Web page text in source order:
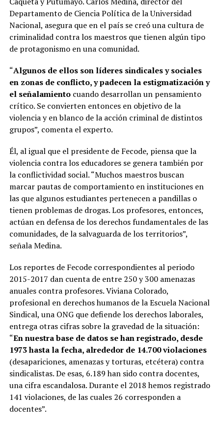
Departamento de Ciencia Política de la Universidad
Nacional, asegura que en el país se creó una cultura de
criminalidad contra los maestros que tienen algún tipo
de protagonismo en una comunidad.
“Algunos de ellos son líderes sindicales y sociales
en zonas de conflicto, y padecen la estigmatización y
el señalamientocuando desarrollan un pensamiento
crítico. Se convierten entonces en objetivo de la
violencia y en blanco de la acción criminal de distintos
grupos”, comenta el experto.
Él, al igual que el presidente de Fecode, piensa que la
violencia contra los educadores se genera también por
la conflictividad social. “Muchos maestros buscan
marcar pautas de comportamiento en instituciones en
las que algunos estudiantes pertenecen a pandillas o
tienen problemas de drogas. Los profesores, entonces,
actúan en defensa de los derechos fundamentales de las
comunidades, de la salvaguarda de los territorios”,
señala Medina.
Los reportes de Fecode correspondientes al periodo
2015-2017 dan cuenta de entre 250 y 300 amenazas
anuales contra profesores. Viviana Colorado,
profesional en derechos humanos de la Escuela Nacional
Sindical, una ONG que defiende los derechos laborales,
entrega otras cifras sobre la gravedad de la situación:
“En nuestra base de datos se han registrado, desde
1973 hasta la fecha, alrededor de 14.700 violaciones
(desapariciones, amenazas y torturas, etcétera) contra
sindicalistas. De esas, 6.189 han sido contra docentes,
una cifra escandalosa. Durante el 2018 hemos registrado
141 violaciones, de las cuales 26 corresponden a
docentes”.